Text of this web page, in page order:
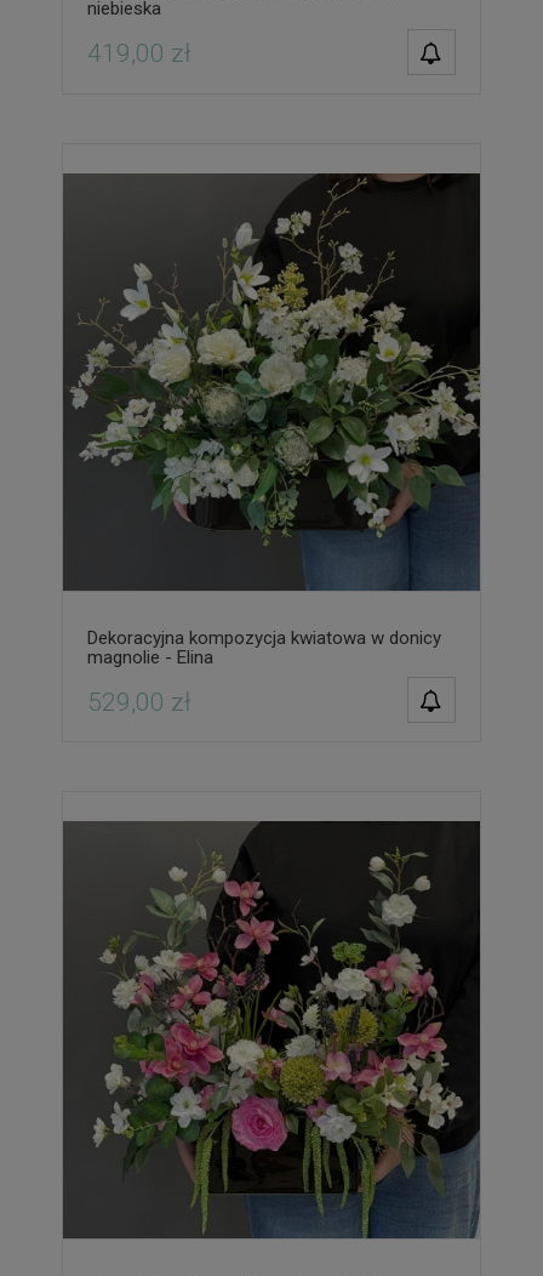
niebieska
419,00 zł
Dekoracyjna kompozycja kwiatowa w donicy
magnolie - Elina
529,00 zł